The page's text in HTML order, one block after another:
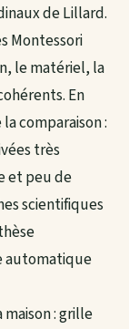
de Lillard.
Montessori
le matériel, la
En
comparaison :
très
et peu de
scientifiques
automatique
: grille